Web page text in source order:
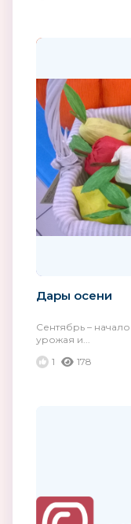
Дары осени
Сентябрь –
урожая и...
1
178